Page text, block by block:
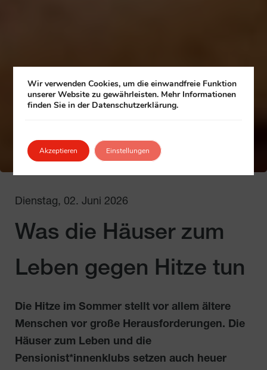
Dienstag, 02. Juni 2026
Was die Häuser zum
Leben gegen Hitze tun
Die Hitze im Sommer stellt vor allem ältere
Menschen vor große Herausforderungen. Die
Häuser zum Leben und die
Pensionist*innenklubs setzen auch heuer
Wir verwenden Cookies, um die einwandfreie Funktion
unserer Website zu gewährleisten. Mehr Informationen
finden Sie in der Datenschutzerklärung.
Akzeptieren Einstellungen